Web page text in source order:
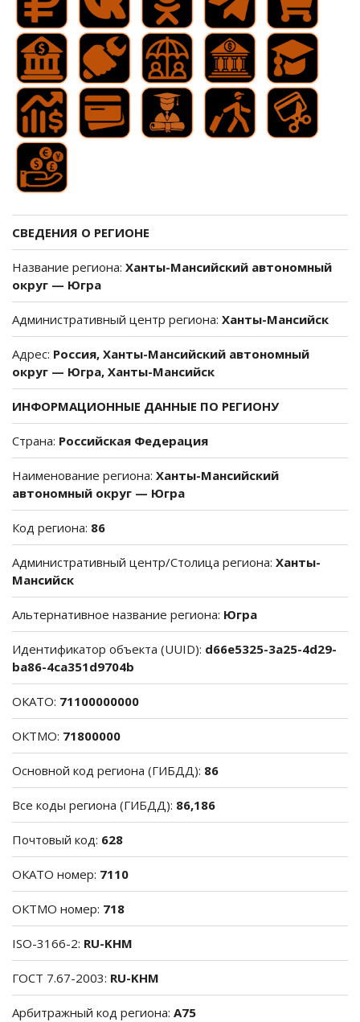
СВЕДЕНИЯ О РЕГИОНЕ
Название региона: Ханты-Мансийский автономный
округ — Югра
Административный центр региона: Ханты-Мансийск
Адрес: Россия, Ханты-Мансийский автономный
округ — Югра, Ханты-Мансийск
ИНФОРМАЦИОННЫЕ ДАННЫЕ ПО РЕГИОНУ
Страна: Российская Федерация
Наименование региона: Ханты-Мансийский
автономный округ — Югра
Код региона: 86
Административный центр/Столица региона: Ханты-
Мансийск
Альтернативное название региона: Югра
Идентификатор объекта (UUID): d66e5325-3a25-4d29-
ba86-4ca351d9704b
ОКАТО: 71100000000
ОКТМО: 71800000
Основной код региона (ГИБДД): 86
Все коды региона (ГИБДД): 86,186
Почтовый код: 628
ОКАТО номер: 7110
ОКТМО номер: 718
ISO-3166-2: RU-KHM
ГОСТ 7.67-2003: RU-KHM
Арбитражный код региона: A75